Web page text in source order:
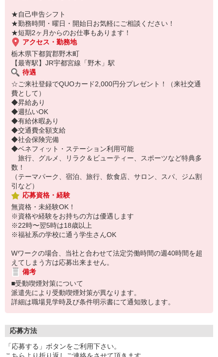
「大手病院で働きたい」
「すぐに働けるところはないかな…」
そんな方もぜひ！お気軽にご連絡ください♪
★自己申告シフト
★勤務時間・曜日・開始日お気軽にご相談ください！
★短期2ヶ月からのお仕事もあります！
アクセス・勤務地
栃木県下都賀郡野木町
【最寄駅】JR宇都宮線「野木」駅
待遇
☆ご来社登録でQUOカード2,000円分プレゼント！（来社交通
費として）
◆昇給あり
◆週払いOK
◆有給休暇あり
◆交通費全額支給
◆社会保険完備
◆ベネフィット・ステーション利用可能
旅行、グルメ、リラク＆ビューティー、スポーツなど特典多
数！
（テーマパーク、宿泊、旅行、飲食店、サロン、スパ、ジム割
引など）
応募資格・経験
無資格・未経験OK！
※資格や経験をお持ちの方は優遇します
※22時〜翌5時は18歳以上
※福祉系の学校に通う学生さんOK
Wワークの場合、当社と合わせて法定労働時間の週40時間を超
えてしまう方は応募出来ません。
備考
■受動喫煙対策について
派遣先により受動喫煙対策が異なります。
詳細は職場見学時及び条件明示書にて通知致します。
応募方法
「応募する」ボタンをご利用下さい。